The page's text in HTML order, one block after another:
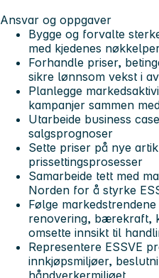
Ansvar og oppgaver
Bygge og forvalte
med kjedenes
Forhandle priser,
sikre lønnsom vekst i
Planlegge
kampanjer sammen
Utarbeide business
salgsprognoser
Sette priser på nye
prissettingsprosesser
Samarbeide tett med
Norden for å styrke
Følge
renovering, bærekraft,
omsette innsikt til
Representere ESSVE
innkjøpsmiljøer,